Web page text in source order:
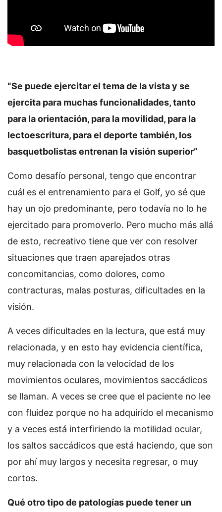
“Se puede ejercitar el tema de la vista y se
ejercita para muchas funcionalidades, tanto
para la orientación, para la movilidad, para la
lectoescritura, para el deporte también, los
basquetbolistas entrenan la visión superior”
Como desafío personal, tengo que encontrar
cuál es el entrenamiento para el Golf, yo sé que
hay un ojo predominante, pero todavía no lo he
ejercitado para promoverlo. Pero mucho más allá
de esto, recreativo tiene que ver con resolver
situaciones que traen aparejados otras
concomitancias, como dolores, como
contracturas, malas posturas, dificultades en la
visión.
A veces dificultades en la lectura, que está muy
relacionada, y en esto hay evidencia científica,
muy relacionada con la velocidad de los
movimientos oculares, movimientos saccádicos
se llaman. A veces se cree que el paciente no lee
con fluidez porque no ha adquirido el mecanismo
y a veces está interfiriendo la motilidad ocular,
los saltos saccádicos que está haciendo, que son
por ahí muy largos y necesita regresar, o muy
cortos.
Qué otro tipo de patologías puede tener un